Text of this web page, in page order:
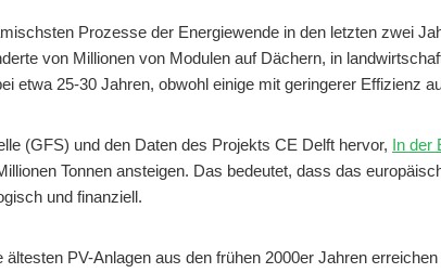
Prozesse der Energiewende in den letzten zwei
von Millionen von Modulen auf Dächern, in
etwa 25-30 Jahren, obwohl einige mit geringerer Effizienz
(GFS) und den Daten des Projekts CE Delft hervor, In der
Tonnen ansteigen. Das bedeutet, dass das
und finanziell.
PV-Anlagen aus den frühen 2000er Jahren